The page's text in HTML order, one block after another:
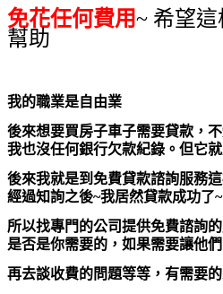
免花任何費用~ 希望
幫助
我的職業是自由業
後來想要買房子車子需要貸款，
我也沒任何銀行欠款紀錄。但它
後來我就是到免費貸款諮詢服務
經過知詢之後~我居然貸款成功了
所以找專門的公司提供免費諮詢
是否是你需要的，如果需要讓他
再去談收費的問題等等，有需要